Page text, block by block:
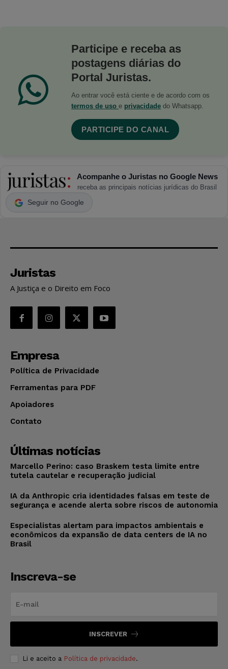
Participe e receba as
postagens diárias do
Portal Juristas.
Ao entrar você está ciente e de acordo com os
termos de uso e privacidade do Whatsapp.
PARTICIPE DO CANAL
Acompanhe o Juristas no Google News
receba as principais notícias jurídicas do Brasil
Seguir no Google
Juristas
A Justiça e o Direito em Foco
Empresa
Política de Privacidade
Ferramentas para PDF
Apoiadores
Contato
Últimas notícias
Marcello Perino: caso Braskem testa limite entre
tutela cautelar e recuperação judicial
IA da Anthropic cria identidades falsas em teste de
segurança e acende alerta sobre riscos de autonomia
Especialistas alertam para impactos ambientais e
econômicos da expansão de data centers de IA no
Brasil
Inscreva-se
INSCREVER
Li e aceito a Política de privacidade.